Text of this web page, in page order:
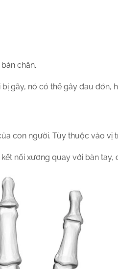
chân.
gãy, nó có thể gây đau đớn,
con người. Tùy thuộc vào vị
nối xương quay với bàn tay,